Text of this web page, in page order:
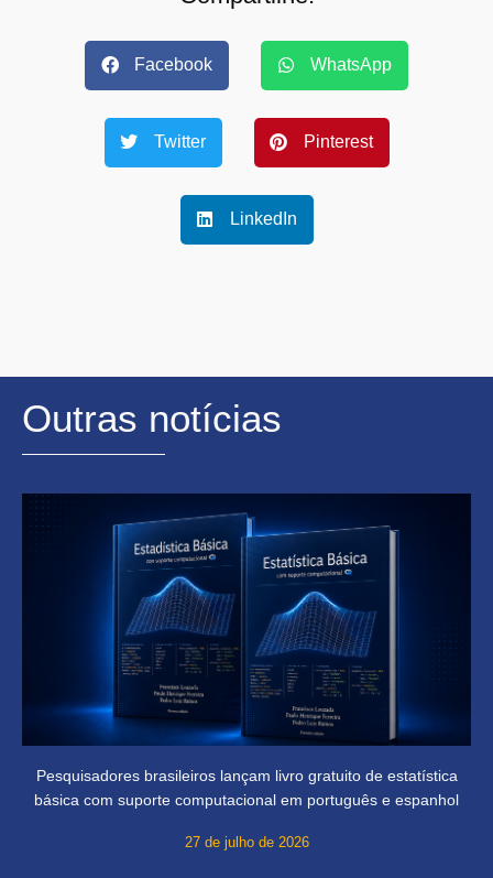
Facebook WhatsApp
Twitter Pinterest
LinkedIn
Outras notícias
Pesquisadores brasileiros lançam livro gratuito de estatística
básica com suporte computacional em português e espanhol
27 de julho de 2026